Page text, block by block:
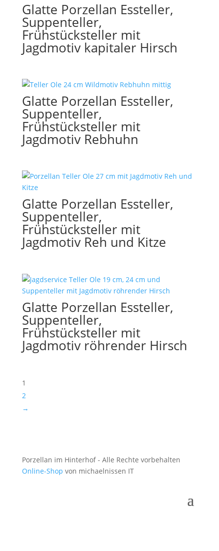
Glatte Porzellan Essteller,
Suppenteller,
Frühstücksteller mit
Jagdmotiv kapitaler Hirsch
Glatte Porzellan Essteller,
Suppenteller,
Frühstücksteller mit
Jagdmotiv Rebhuhn
Glatte Porzellan Essteller,
Suppenteller,
Frühstücksteller mit
Jagdmotiv Reh und Kitze
Glatte Porzellan Essteller,
Suppenteller,
Frühstücksteller mit
Jagdmotiv röhrender Hirsch
1
2
→
Porzellan im Hinterhof - Alle Rechte vorbehalten
Online-Shop von michaelnissen IT